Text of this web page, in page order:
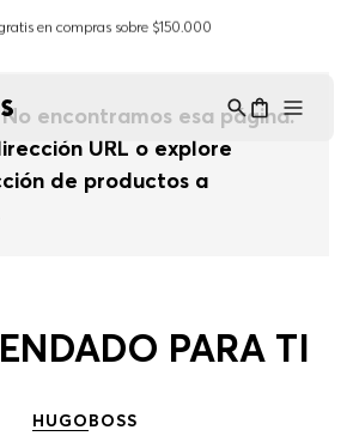
en compras sobre $150.000
No encontramos esa página.
URL o explore
de productos a
PARA TI
HUGOBOSS